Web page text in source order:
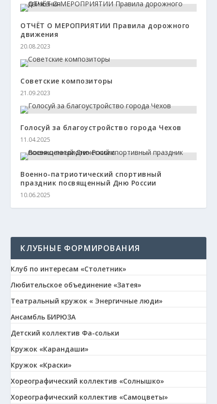
ОТЧЁТ О МЕРОПРИЯТИИ Правила дорожного
движения
20.08.2023
Советские композиторы
21.09.2023
Голосуй за благоустройство города Чехов
11.04.2025
Военно-патриотический спортивный
праздник посвященный Дню России
10.06.2025
КЛУБНЫЕ ФОРМИРОВАНИЯ
Клуб по интересам «Столетник»
Любительское объединение «Затея»
Театральный кружок « Энергичные люди»
Ансамбль БИРЮЗА
Детский коллектив Фа-сольки
Кружок «Карандаши»
Кружок «Краски»
Хореографический коллектив «Солнышко»
Хореографический коллектив «Самоцветы»